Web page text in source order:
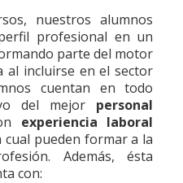
nuestros alumnos
profesional en un
parte del motor
al incluirse en el sector
cuentan en todo
del mejor personal
experiencia laboral
cual pueden formar a la
Además, ésta
con: